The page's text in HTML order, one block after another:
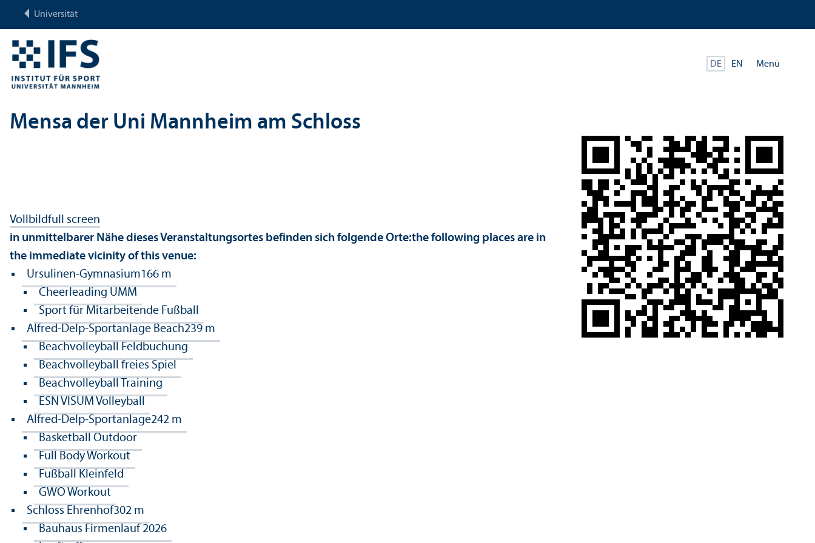
Universität
DE EN Menü
Mensa der Uni Mannheim am Schloss
Vollbildfull screen
in unmittelbarer Nähe dieses Veranstaltungsortes befinden sich folgende Orte:the following places are in
the immediate vicinity of this venue:
Ursulinen-Gymnasium166 m
Cheerleading UMM
Sport für Mitarbeitende Fußball
Alfred-Delp-Sportanlage Beach239 m
Beachvolleyball Feldbuchung
Beachvolleyball freies Spiel
Beachvolleyball Training
ESN VISUM Volleyball
Alfred-Delp-Sportanlage242 m
Basketball Outdoor
Full Body Workout
Fußball Kleinfeld
GWO Workout
Schloss Ehrenhof302 m
Bauhaus Firmenlauf 2026